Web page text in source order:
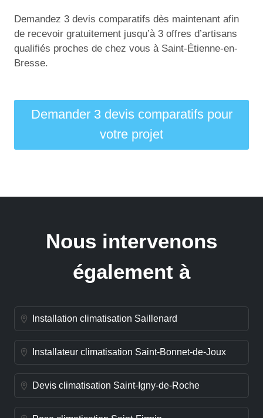
Demandez 3 devis comparatifs dès maintenant afin
de recevoir gratuitement jusqu’à 3 offres d’artisans
qualifiés proches de chez vous à Saint-Étienne-en-
Bresse.
Demander 3 devis comparatifs pour
votre projet
Nous intervenons
également à
Installation climatisation Saillenard
Installateur climatisation Saint-Bonnet-de-Joux
Devis climatisation Saint-Igny-de-Roche